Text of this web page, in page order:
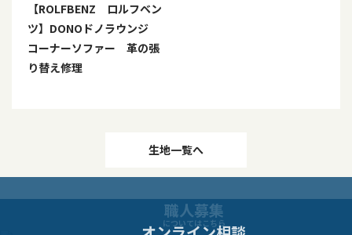
【ROLFBENZ ロルフベン
ツ】DONOドノラウンジ
コーナーソファー 革の張
り替え修理
稿
生地一覧へ
職人募集
についてはこちら